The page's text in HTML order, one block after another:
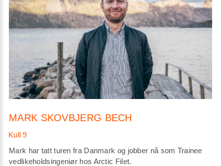
MARK SKOVBJERG BECH
Mark har tatt turen fra Danmark og jobber nå som Trainee
vedlikeholdsingeniør hos Arctic Filet.